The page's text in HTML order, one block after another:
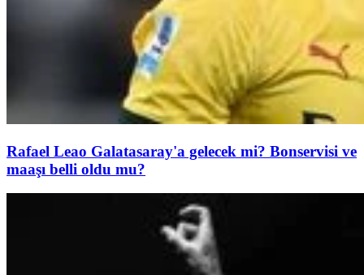
Rafael Leao Galatasaray'a gelecek mi? Bonservisi ve
maaşı belli oldu mu?